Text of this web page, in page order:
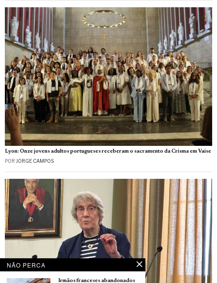
Lyon: Onze jovens adultos portugueses receberam o sacramento da Crisma em Vaise
POR JORGE CAMPOS
NÃO PERCA
Irmãos franceses abandonados